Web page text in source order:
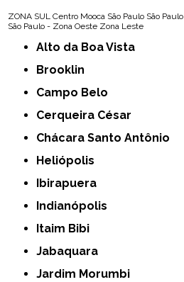
ZONA SUL Centro Mooca São Paulo São Paulo
São Paulo - Zona Oeste Zona Leste
Alto da Boa Vista
Brooklin
Campo Belo
Cerqueira César
Chácara Santo Antônio
Heliópolis
Ibirapuera
Indianópolis
Itaim Bibi
Jabaquara
Jardim Morumbi